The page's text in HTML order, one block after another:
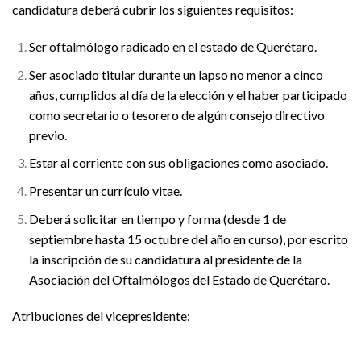
candidatura deberá cubrir los siguientes requisitos:
Ser oftalmólogo radicado en el estado de Querétaro.
Ser asociado titular durante un lapso no menor a cinco
años, cumplidos al día de la elección y el haber participado
como secretario o tesorero de algún consejo directivo
previo.
Estar al corriente con sus obligaciones como asociado.
Presentar un currículo vitae.
Deberá solicitar en tiempo y forma (desde 1 de
septiembre hasta 15 octubre del año en curso), por escrito
la inscripción de su candidatura al presidente de la
Asociación del Oftalmólogos del Estado de Querétaro.
Atribuciones del vicepresidente: